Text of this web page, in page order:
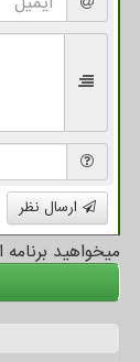
ارسال نظر
میخواهید